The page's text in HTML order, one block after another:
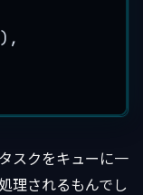
スクをキューに一
理されるもんでし